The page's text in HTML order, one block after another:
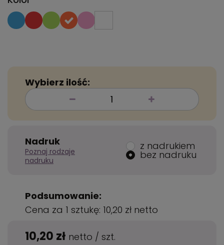
Wybierz ilość:
Nadruk
Poznaj rodzaje
nadruku
z nadrukiem
bez nadruku
Podsumowanie:
Cena za 1 sztukę: 10,20 zł netto
10,20 zł netto / szt.